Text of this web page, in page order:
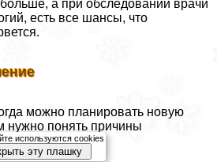
а при обследовании врачи
есть все шансы, что
можно планировать новую
нужно понять причины
используются cookies
эту плашку